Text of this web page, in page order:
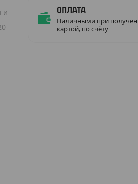
Оплата
Наличными при
картой, по счёту
и